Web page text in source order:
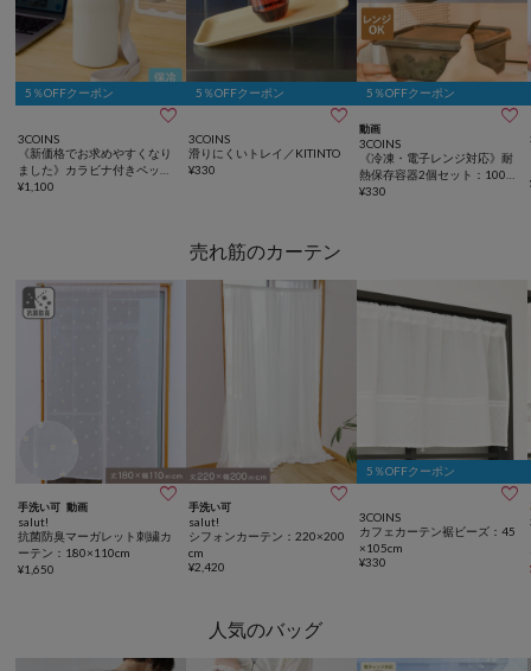
5％OFFクーポン

3COINS
《新価格でお求めやすくなり
ました》カラビナ付きペット
ボトルクーラー/KITINTO
¥1,100
5％OFFクーポン

3COINS
滑りにくいトレイ／KITINTO
¥330
5％OFFクーポン
動画 
3COINS
《冷凍・電子レンジ対応》耐
熱保存容器2個セット：1000
ml／KITINTO
¥330
売れ筋のカーテン
手洗い可 動画 
salut!
抗菌防臭マーガレット刺繍カ
ーテン：180×110cm
¥1,650
手洗い可 
salut!
シフォンカーテン：220×200
cm
¥2,420
5％OFFクーポン

3COINS
カフェカーテン裾ビーズ：45
×105cm
¥330
人気のバッグ